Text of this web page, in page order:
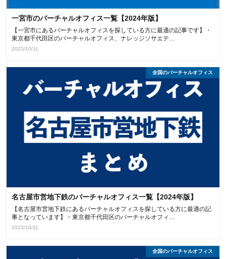
一宮市のバーチャルオフィス一覧【2024年版】
【一宮市にあるバーチャルオフィスを探している方に最適の記事です】・
東京都千代田区のバーチャルオフィス、ナレッジソサエテ…
2023/10/11
名古屋市営地下鉄のバーチャルオフィス一覧【2024年版】
【名古屋市営地下鉄にあるバーチャルオフィスを探している方に最適の記
事となっています】・東京都千代田区のバーチャルオフィ…
2023/10/11
全国のバーチャルオフィス
全国のバーチャルオフィス